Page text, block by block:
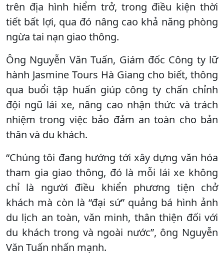
trên địa hình hiểm trở, trong điều kiện thời
tiết bất lợi, qua đó nâng cao khả năng phòng
ngừa tai nạn giao thông.
Ông Nguyễn Văn Tuấn, Giám đốc Công ty lữ
hành Jasmine Tours Hà Giang cho biết, thông
qua buổi tập huấn giúp công ty chấn chỉnh
đội ngũ lái xe, nâng cao nhận thức và trách
nhiệm trong việc bảo đảm an toàn cho bản
thân và du khách.
“Chúng tôi đang hướng tới xây dựng văn hóa
tham gia giao thông, đó là mỗi lái xe không
chỉ là người điều khiển phương tiện chở
khách mà còn là “đại sứ” quảng bá hình ảnh
du lịch an toàn, văn minh, thân thiện đối với
du khách trong và ngoài nước”, ông Nguyễn
Văn Tuấn nhấn mạnh.